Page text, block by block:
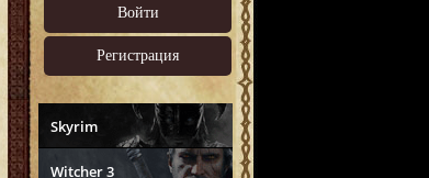
Войти
Регистрация
Skyrim
Witcher 3